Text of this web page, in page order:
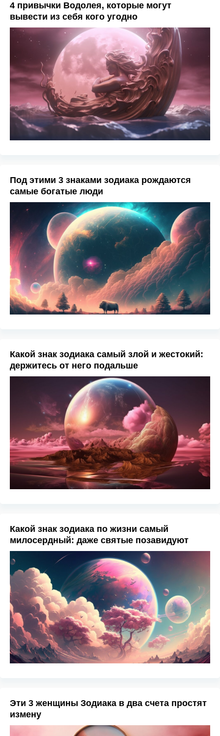
4 привычки Водолея, которые могут
вывести из себя кого угодно
Под этими 3 знаками зодиака рождаются
самые богатые люди
Какой знак зодиака самый злой и жестокий:
держитесь от него подальше
Какой знак зодиака по жизни самый
милосердный: даже святые позавидуют
Эти 3 женщины Зодиака в два счета простят
измену